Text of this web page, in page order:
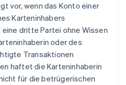
vor, wenn das Konto einer
Karteninhabers
dritte Partei ohne Wissen
oder des
Transaktionen
haftet die Karteninhaberin
für die betrügerischen